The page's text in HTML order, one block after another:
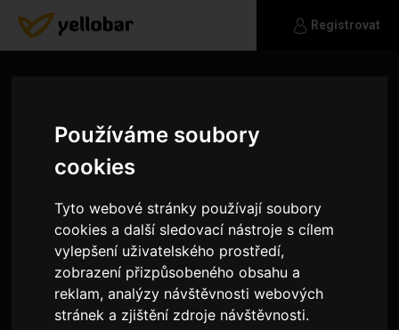
Používáme soubory
cookies
Tyto webové stránky používají soubory
cookies a další sledovací nástroje s cílem
vylepšení uživatelského prostředí,
zobrazení přizpůsobeného obsahu a
reklam, analýzy návštěvnosti webových
stránek a zjištění zdroje návštěvnosti.
Registrovat